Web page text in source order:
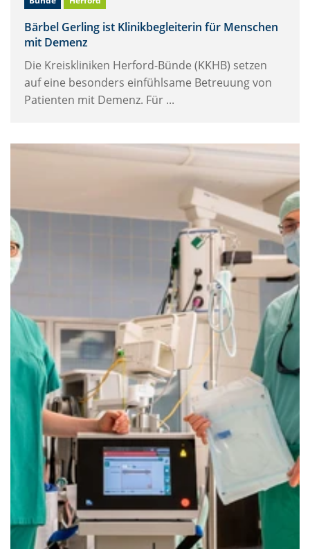
Bärbel Gerling ist Klinikbegleiterin für Menschen
mit Demenz
Die Kreiskliniken Herford-Bünde (KKHB) setzen
auf eine besonders einfühlsame Betreuung von
Patienten mit Demenz. Für ...